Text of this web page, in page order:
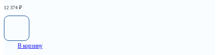
12 374 ₽
В корзину